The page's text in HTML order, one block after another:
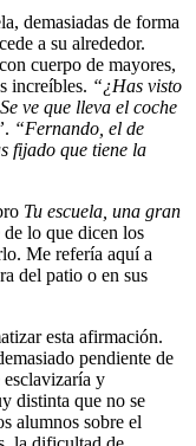
demasiadas de forma
a su alrededor.
cuerpo de mayores,
increíbles. “¿Has visto
ve que lleva el coche
. “Fernando, el de
fijado que tiene la
Tu escuela, una gran
de lo que dicen los
Me refería aquí a
del patio o en sus
esta afirmación.
pendiente de
esclavizaría y
distinta que no se
alumnos sobre el